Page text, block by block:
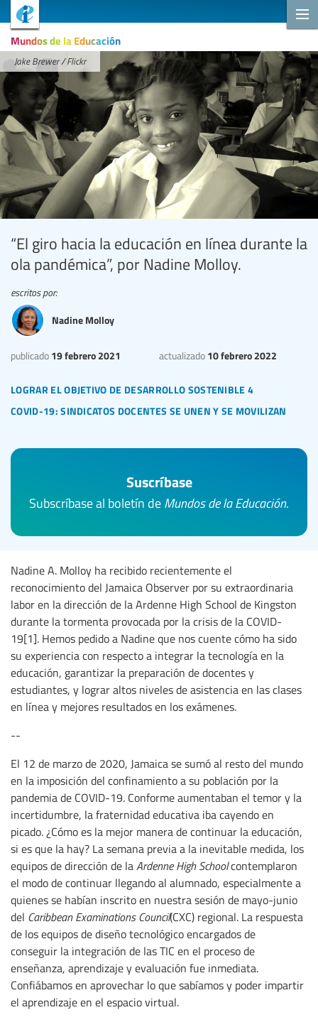
Mundos de la Educación
Jake Brewer / Flickr
“El giro hacia la educación en línea durante la
ola pandémica”, por Nadine Molloy.
lograr el objetivo de desarrollo sostenible 4
covid-19: sindicatos docentes se unen y se movilizan
publicado 19 febrero 2021 actualizado 10 febrero 2022
escritos por:
Nadine Molloy
Suscríbase
Subscríbase al boletín de Mundos de la Educación.
Nadine A. Molloy ha recibido recientemente el
reconocimiento del Jamaica Observer por su extraordinaria
labor en la dirección de la Ardenne High School de Kingston
durante la tormenta provocada por la crisis de la COVID-
19[1]. Hemos pedido a Nadine que nos cuente cómo ha sido
su experiencia con respecto a integrar la tecnología en la
educación, garantizar la preparación de docentes y
estudiantes, y lograr altos niveles de asistencia en las clases
en línea y mejores resultados en los exámenes.
--
El 12 de marzo de 2020, Jamaica se sumó al resto del mundo
en la imposición del confinamiento a su población por la
pandemia de COVID-19. Conforme aumentaban el temor y la
incertidumbre, la fraternidad educativa iba cayendo en
picado. ¿Cómo es la mejor manera de continuar la educación,
si es que la hay? La semana previa a la inevitable medida, los
equipos de dirección de laArdenne High Schoolcontemplaron
el modo de continuar llegando al alumnado, especialmente a
quienes se habían inscrito en nuestra sesión de mayo-junio
del Caribbean Examinations Council(CXC) regional. La respuesta
de los equipos de diseño tecnológico encargados de
conseguir la integración de las TIC en el proceso de
enseñanza, aprendizaje y evaluación fue inmediata.
Confiábamos en aprovechar lo que sabíamos y poder impartir
el aprendizaje en el espacio virtual.